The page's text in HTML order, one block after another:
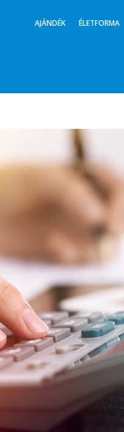
AJÁNDÉK ÉLETFORMA